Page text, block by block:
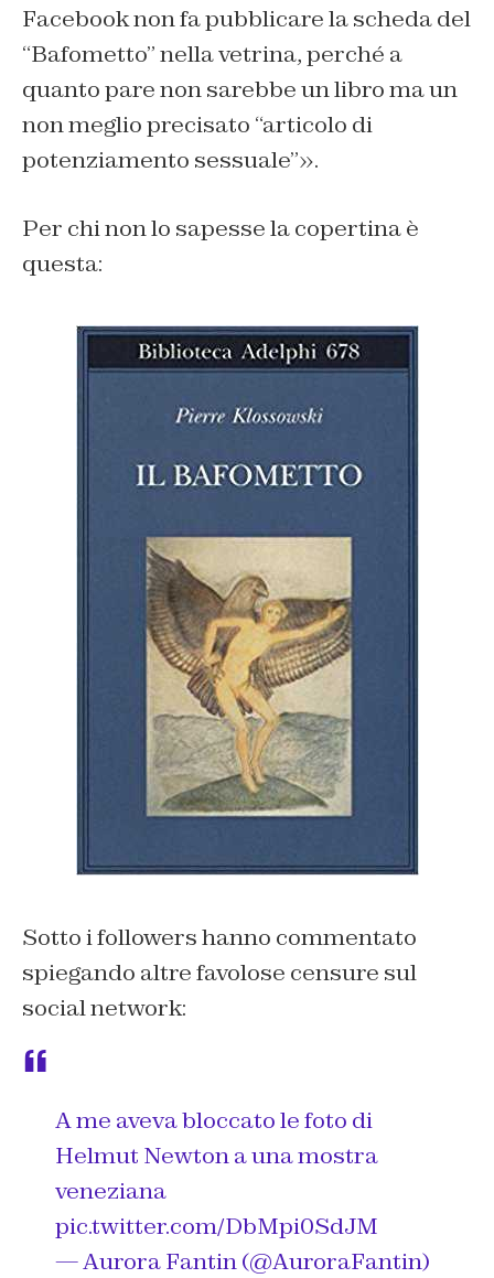
Facebook non fa pubblicare la scheda del
“Bafometto” nella vetrina, perché a
quanto pare non sarebbe un libro ma un
non meglio precisato “articolo di
potenziamento sessuale”».
Per chi non lo sapesse la copertina è
questa:
Sotto i followers hanno commentato
spiegando altre favolose censure sul
social network:
A me aveva bloccato le foto di
Helmut Newton a una mostra
veneziana
pic.twitter.com/DbMpi0SdJM
— Aurora Fantin (@AuroraFantin)